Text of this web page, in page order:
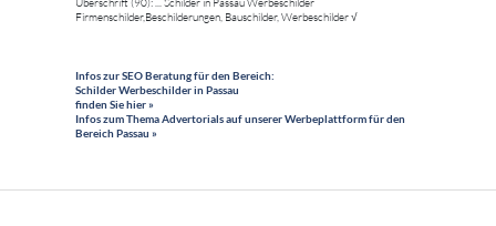
Überschrift (90): ... Schilder in Passau Werbeschilder
Firmenschilder,Beschilderungen, Bauschilder, Werbeschilder √
Infos zur SEO Beratung für den Bereich:
Schilder Werbeschilder in Passau
finden Sie hier »
Infos zum Thema Advertorials auf unserer Werbeplattform für den
Bereich Passau »